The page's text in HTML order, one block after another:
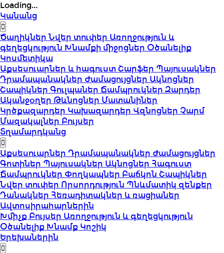
Loading...
Կանանց
ԾաղիկներՆվեր տուփեր Առողջություն և
գեղեցկություն Խնամքի միջոցներ Օծանելիք
Կոսմետիկա
Աքսեսուարներ և հագուստ Շարֆեր Պայուսակներ
Դրամապանակներ Ժամացույցներ Ակնոցներ
Շապիկներ Գուլպաներ Ճամպրուկներ Զարդեր
Ականջօղեր Թևնոցներ Մատանիներ
Կրծքազարդեր Կախազարդեր Վզնոցներ Չարմ
Մազակալներ Բույսեր
Տղամարդկանց
Աքսեսուարներ Դրամապանակներ Ժամացույցներ
Գոտիներ Պայուսակներ Ակնոցներ Հագուստ
Ճամպրուկներ Փողկապներ Բաճկոն Շապիկներ
Նվեր տուփեր Որսորդություն Պնևմատիկ զենքեր
Դանակներ Հեռադիտակներ և ռացիաներ
Ավտոսիրահարներին
Խմիչք Բույսեր Առողջություն և գեղեցկություն
Օծանելիք Խնամք Կոշիկ
Երեխաներին